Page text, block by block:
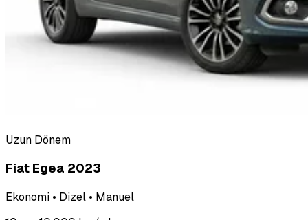
Uzun Dönem
Fiat Egea 2023
Ekonomi • Dizel • Manuel